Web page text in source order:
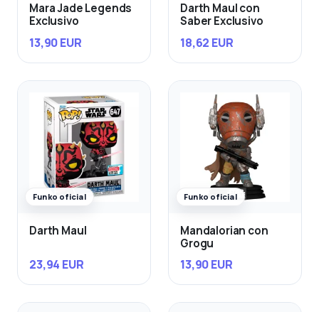
Mara Jade Legends
Exclusivo
13,90 EUR
Darth Maul con
Saber Exclusivo
18,62 EUR
Funko oficial
Darth Maul
23,94 EUR
Funko oficial
Mandalorian con
Grogu
13,90 EUR